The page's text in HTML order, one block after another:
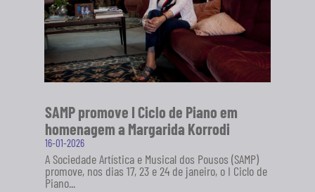
SAMP promove I Ciclo de Piano em
homenagem a Margarida Korrodi
16-01-2026
A Sociedade Artística e Musical dos Pousos (SAMP)
promove, nos dias 17, 23 e 24 de janeiro, o I Ciclo de
Piano...